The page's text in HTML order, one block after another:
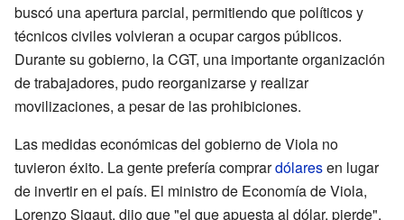
buscó una apertura parcial, permitiendo que políticos y
técnicos civiles volvieran a ocupar cargos públicos.
Durante su gobierno, la CGT, una importante organización
de trabajadores, pudo reorganizarse y realizar
movilizaciones, a pesar de las prohibiciones.
Las medidas económicas del gobierno de Viola no
tuvieron éxito. La gente prefería comprardólaresen lugar
de invertir en el país. El ministro de Economía de Viola,
Lorenzo Sigaut, dijo que "el que apuesta al dólar, pierde".